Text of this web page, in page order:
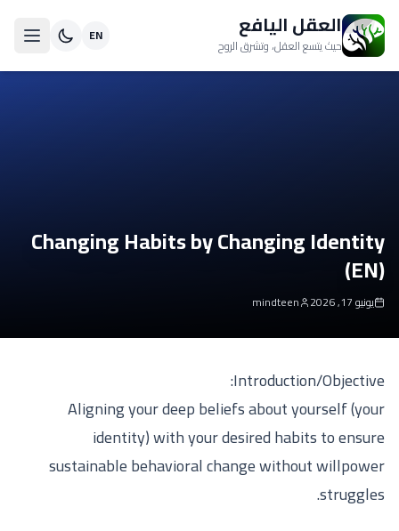
العقل اليافع
حيث يتسع العقل، وتشرق الروح EN
Changing Habits by Changing Identity
(EN)
يونيو 17, 2026 mindteen
Introduction/Objective:
Aligning your deep beliefs about yourself (your
identity) with your desired habits to ensure
sustainable behavioral change without willpower
struggles.